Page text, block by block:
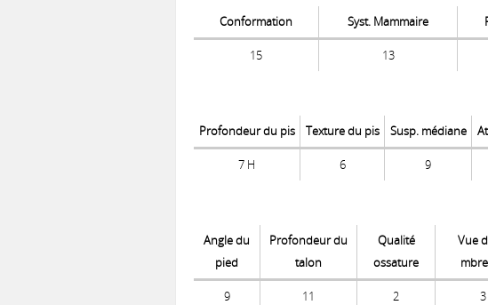
Conformation Syst. Mammaire
15 13
Profondeur du pis Texture du pis Susp. médiane
7 H 6 9
Angle du
pied
Profondeur du
talon
Qualité
ossature
Vue
9 11 2